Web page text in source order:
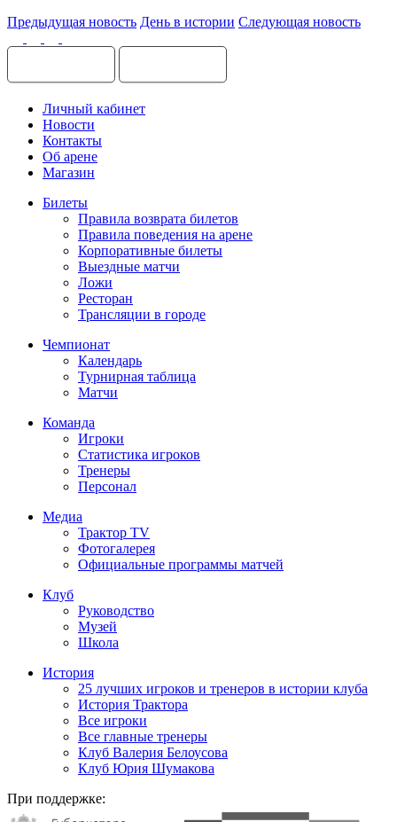
Предыдущая новость День в истории Следующая новость
Личный кабинет
Новости
Контакты
Об арене
Магазин
Билеты
Правила возврата билетов
Правила поведения на арене
Корпоративные билеты
Выездные матчи
Ложи
Ресторан
Трансляции в городе
Чемпионат
Календарь
Турнирная таблица
Матчи
Команда
Игроки
Статистика игроков
Тренеры
Персонал
Медиа
Трактор TV
Фотогалерея
Официальные программы матчей
Клуб
Руководство
Музей
Школа
История
25 лучших игроков и тренеров в истории клуба
История Трактора
Все игроки
Все главные тренеры
Клуб Валерия Белоусова
Клуб Юрия Шумакова
При поддержке: